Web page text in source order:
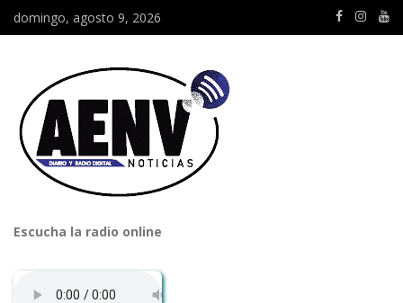
domingo, agosto 9, 2026
Escucha la radio online